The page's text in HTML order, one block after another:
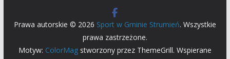
Prawa autorskie © 2026 Sport w Gminie Strumień. Wszystkie
prawa zastrzeżone.
Motyw: ColorMagstworzony przez ThemeGrill. Wspierane